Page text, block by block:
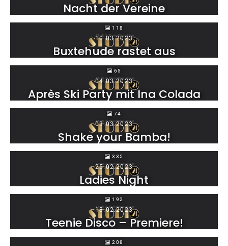
Nacht der Vereine
118
10.03.2023
Buxtehude rastet aus
65
04.03.2023
Après Ski Party mit Ina Colada
74
03.03.2023
Shake your Bamba!
335
25.02.2023
Ladies Night
192
18.02.2023
Teenie Disco – Premiere!
208